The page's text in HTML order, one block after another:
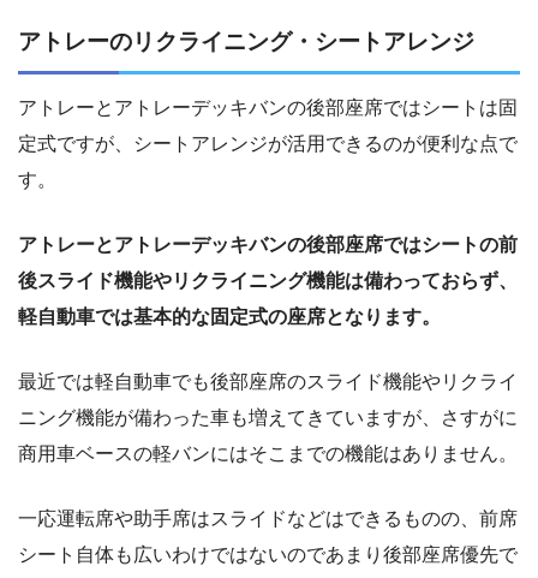
アトレーのリクライニング・シートアレンジ
アトレーとアトレーデッキバンの後部座席ではシートは固
定式ですが、シートアレンジが活用できるのが便利な点で
す。
アトレーとアトレーデッキバンの後部座席ではシートの前
後スライド機能やリクライニング機能は備わっておらず、
軽自動車では基本的な固定式の座席となります。
最近では軽自動車でも後部座席のスライド機能やリクライ
ニング機能が備わった車も増えてきていますが、さすがに
商用車ベースの軽バンにはそこまでの機能はありません。
一応運転席や助手席はスライドなどはできるものの、前席
シート自体も広いわけではないのであまり後部座席優先で